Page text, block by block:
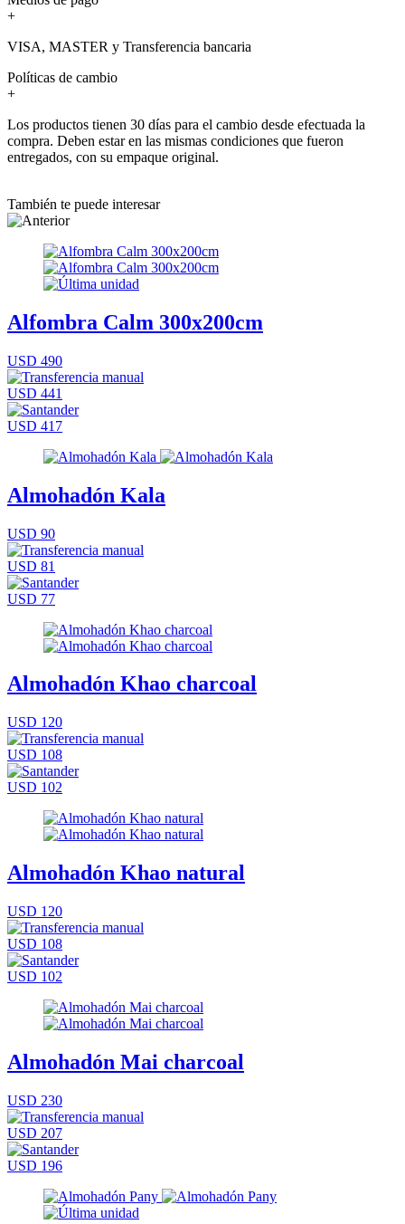
+
VISA, MASTER y Transferencia bancaria
Políticas de cambio
+
Los productos tienen 30 días para el cambio desde efectuada la
compra. Deben estar en las mismas condiciones que fueron
entregados, con su empaque original.
También te puede interesar
Alfombra Calm 300x200cm
USD 490
USD 441
USD 417
Almohadón Kala
USD 90
USD 81
USD 77
Almohadón Khao charcoal
USD 120
USD 108
USD 102
Almohadón Khao natural
USD 120
USD 108
USD 102
Almohadón Mai charcoal
USD 230
USD 207
USD 196